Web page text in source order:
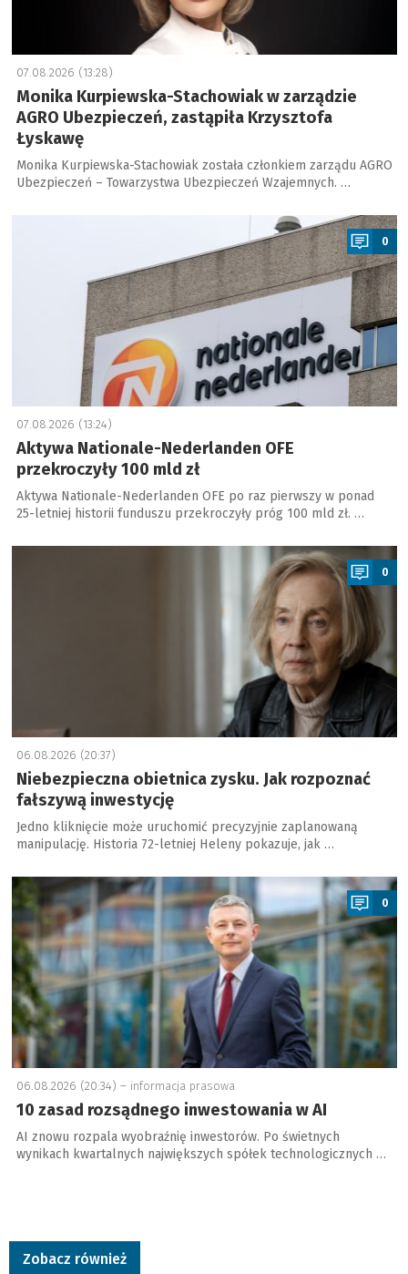
07.08.2026 (13:28)
Monika Kurpiewska-Stachowiak w zarządzie
AGRO Ubezpieczeń, zastąpiła Krzysztofa
Łyskawę
Monika Kurpiewska-Stachowiak została członkiem zarządu AGRO
Ubezpieczeń – Towarzystwa Ubezpieczeń Wzajemnych. …
0
07.08.2026 (13:24)
Aktywa Nationale-Nederlanden OFE
przekroczyły 100 mld zł
Aktywa Nationale-Nederlanden OFE po raz pierwszy w ponad
25-letniej historii funduszu przekroczyły próg 100 mld zł. …
a
0
06.08.2026 (20:37)
Niebezpieczna obietnica zysku. Jak rozpoznać
fałszywą inwestycję
Jedno kliknięcie może uruchomić precyzyjnie zaplanowaną
manipulację. Historia 72-letniej Heleny pokazuje, jak …
a
0
06.08.2026 (20:34) – informacja prasowa
10 zasad rozsądnego inwestowania w AI
AI znowu rozpala wyobraźnię inwestorów. Po świetnych
wynikach kwartalnych największych spółek technologicznych …
Zobacz również